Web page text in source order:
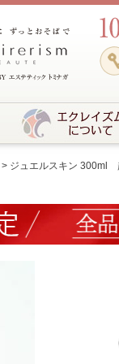
ジュエルスキン 300ml